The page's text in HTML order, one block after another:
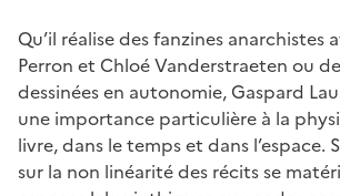
Qu’il réalise des fanzines anarchistes
Perron et Chloé Vanderstraeten ou
dessinées en autonomie, Gaspard
une importance particulière à la
livre, dans le temps et dans l’espace.
sur la non linéarité des récits se